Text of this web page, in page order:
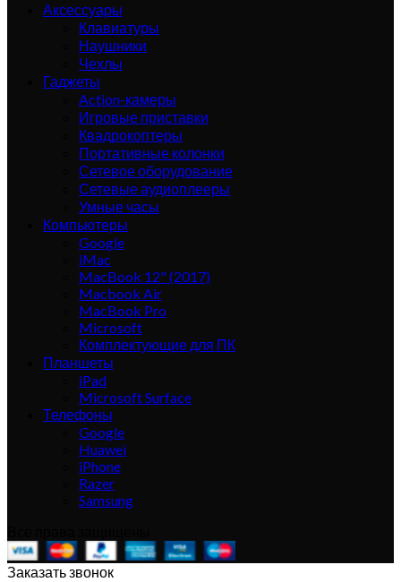
Аксессуары
Клавиатуры
Наушники
Чехлы
Гаджеты
Action-камеры
Игровые приставки
Квадрокоптеры
Портативные колонки
Сетевое оборудование
Сетевые аудиоплееры
Умные часы
Компьютеры
Google
iMac
MacBook 12" (2017)
Macbook Air
MacBook Pro
Microsoft
Комплектующие для ПК
Планшеты
iPad
Microsoft Surface
Телефоны
Google
Huawei
iPhone
Razer
Samsung
Заказать звонок